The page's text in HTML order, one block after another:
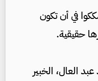
في أن تكون
حقيقية.
العال، الخبير